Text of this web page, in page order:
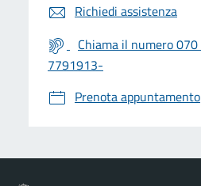
Richiedi assistenza
Chiama il numero
7791913-
Prenota appuntamento